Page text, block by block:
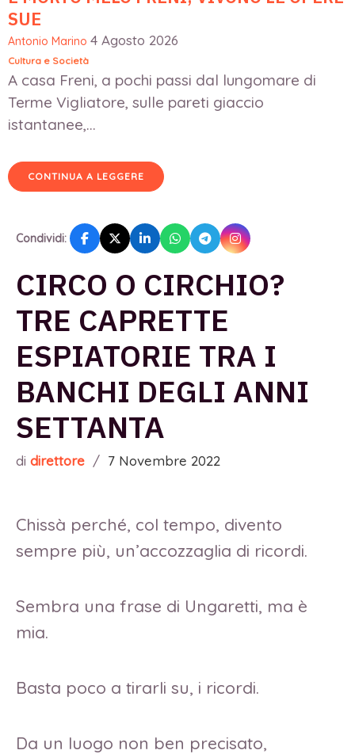
SUE
Antonio Marino 4 Agosto 2026
Cultura e Società
A casa Freni, a pochi passi dal lungomare di
Terme Vigliatore, sulle pareti giaccio
istantanee,...
CONTINUA A LEGGERE
Condividi:
CIRCO O CIRCHIO?
TRE CAPRETTE
ESPIATORIE TRA I
BANCHI DEGLI ANNI
SETTANTA
di direttore / 7 Novembre 2022
Chissà perché, col tempo, divento
sempre più, un’accozzaglia di ricordi.
Sembra una frase di Ungaretti, ma è
mia.
Basta poco a tirarli su, i ricordi.
Da un luogo non ben precisato,